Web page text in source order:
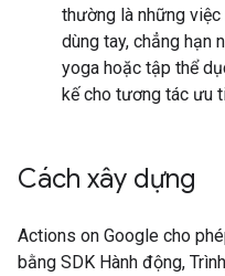
thường là những
dùng tay, chẳng hạn
yoga hoặc tập thể
kế cho tương tác ưu
Cách xây dựng
Actions on Google cho
bằng SDK Hành động,